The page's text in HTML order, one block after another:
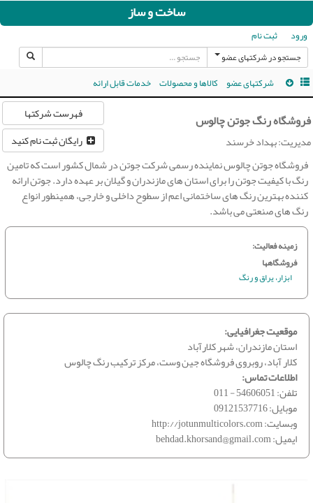
ساخت و ساز
ورود ثبت نام
جستجو در شرکتهای عضو
شرکتهای عضو کالاها و محصولات خدمات قابل ارائه
فهرست شرکتها
رایگان ثبت نام کنید
فروشگاه رنگ جوتن چالوس
مدیریت: بهداد خرسند
فروشگاه جوتن چالوس نماینده رسمی شرکت جوتن در شمال کشور است که تامین
رنگ با کیفیت جوتن را برای استان های مازندران و گیلان بر عهده دارد. جوتن ارائه
کننده بهترین رنگ های ساختمانی اعم از سطوح داخلی و خارجی، همینطور انواع
رنگ های صنعتی می باشد.
زمینه فعالیت:
فروشگاهها
ابزار، یراق و رنگ
موقعیت جغرافیایی:
استان مازندران، شهر کلارآباد
کلار آباد، روبروی فروشگاه جین وست، مرکز ترکیب رنگ چالوس
اطلاعات تماس:
تلفن:011 - 54606051
موبایل:09121537716
وبسایت:http://jotunmulticolors.com
ایمیل:behdad.khorsand@gmail.com